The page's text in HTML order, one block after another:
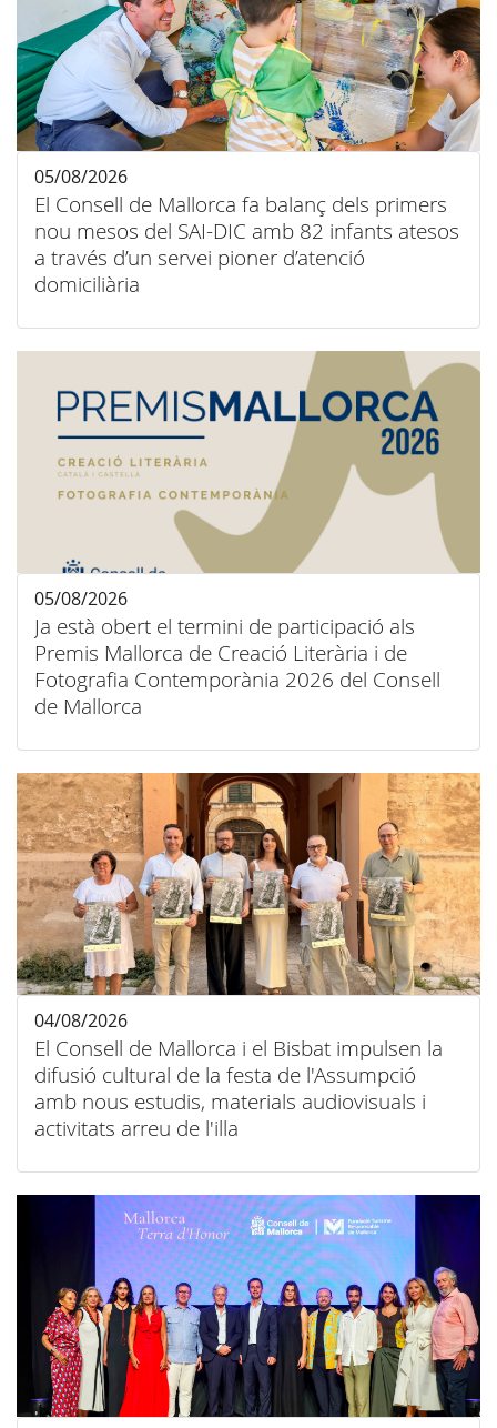
El Consell de Mallorca fa balanç dels primers
nou mesos del SAI-DIC amb 82 infants atesos
a través d’un servei pioner d’atenció
domiciliària
05/08/2026
Ja està obert el termini de participació als
Premis Mallorca de Creació Literària i de
Fotografia Contemporània 2026 del Consell
de Mallorca
05/08/2026
El Consell de Mallorca i el Bisbat impulsen la
difusió cultural de la festa de l'Assumpció
amb nous estudis, materials audiovisuals i
activitats arreu de l'illa
04/08/2026